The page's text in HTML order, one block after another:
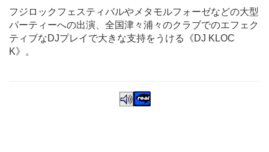
フジロックフェスティバルやメタモルフォーゼなどの大型
パーティーへの出演、全国津々浦々のクラブでのエフェク
ティブなDJプレイで大きな支持をうける《DJ KLOC
K》。